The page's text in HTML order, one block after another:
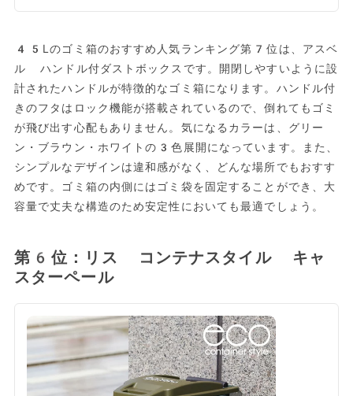
45Lのゴミ箱のおすすめ人気ランキング第7位は、アスベ
ル ハンドル付ダストボックスです。開閉しやすいように設
計されたハンドルが特徴的なゴミ箱になります。ハンドル付
きのフタはロック機能が搭載されているので、倒れてもゴミ
が飛び出す心配もありません。気になるカラーは、グリー
ン・ブラウン・ホワイトの3色展開になっています。また、
シンプルなデザインは違和感がなく、どんな場所でもおすす
めです。ゴミ箱の内側にはゴミ袋を固定することができ、大
容量で丈夫な構造のため安定性においても最適でしょう。
第6位：リス コンテナスタイル キャ
スターペール